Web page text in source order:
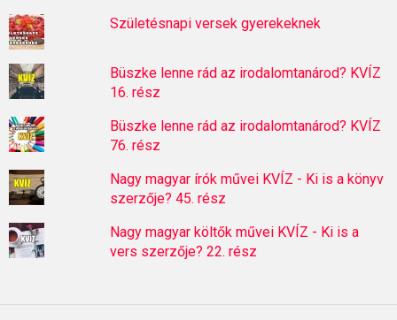
Születésnapi versek gyerekeknek
Büszke lenne rád az irodalomtanárod? KVÍZ
16. rész
Büszke lenne rád az irodalomtanárod? KVÍZ
76. rész
Nagy magyar írók művei KVÍZ - Ki is a könyv
szerzője? 45. rész
Nagy magyar költők művei KVÍZ - Ki is a
vers szerzője? 22. rész